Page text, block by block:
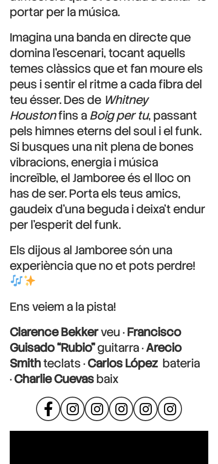
portar per la música.
Imagina una banda en directe que
domina l’escenari, tocant aquells
temes clàssics que et fan moure els
peus i sentir el ritme a cada fibra del
teu ésser. Des de Whitney
Houstonfins aBoig per tu, passant
pels himnes eterns del soul i el funk.
Si busques una nit plena de bones
vibracions, energia i música
increïble, el Jamboree és el lloc on
has de ser. Porta els teus amics,
gaudeix d’una beguda i deixa’t endur
per l’esperit del funk.
Els dijous al Jamboree són una
experiència que no et pots perdre!
Ens veiem a la pista!
Clarence Bekkerveu ·Francisco
Guisado “Rubio”guitarra ·Arecio
Smithteclats ·Carlos Lópezbateria
·Charlie Cuevasbaix